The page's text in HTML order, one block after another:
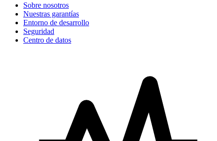
Sobre nosotros
Nuestras garantías
Entorno de desarrollo
Seguridad
Centro de datos